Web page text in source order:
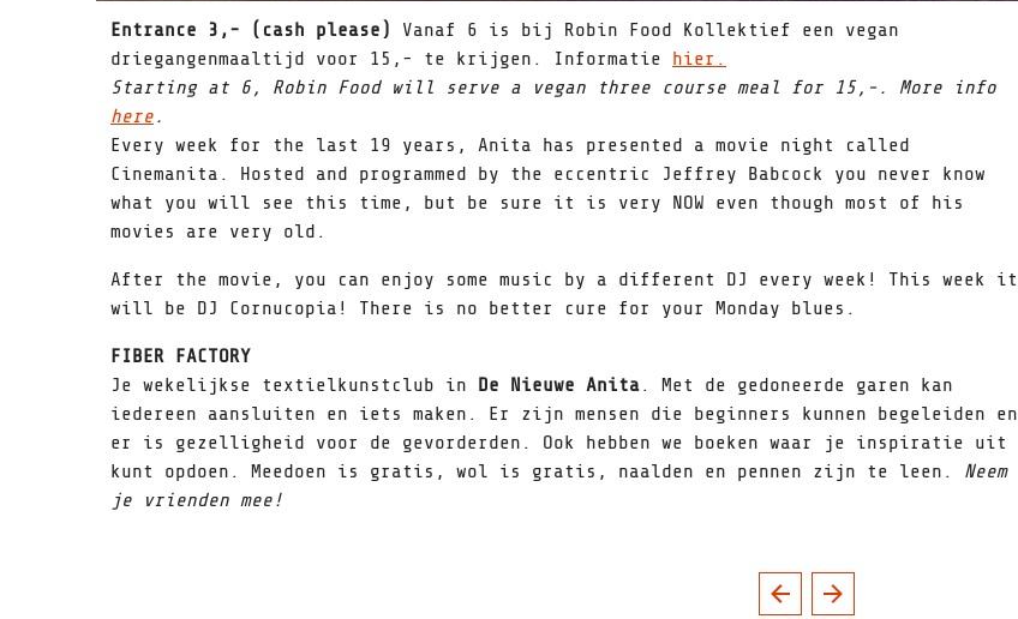
Entrance 3,- (cash please)
Vanaf 6 is bij Robin Food Kollektief een vegan
driegangenmaaltijd voor 15,- te krijgen. Informatie hier.
Starting at 6, Robin Food will serve a vegan three course meal for 15,-. More info
here .
Every week for the last 19 years, Anita has presented a movie night called
Cinemanita. Hosted and programmed by the eccentric Jeffrey Babcock you never know
what you will see this time, but be sure it is very NOW even though most of his
movies are very old.
After the movie, you can enjoy some music by a different DJ every week! This week it
will be DJ Cornucopia! There is no better cure for your Monday blues.
FIBER FACTORY
Je wekelijkse textielkunstclub in De Nieuwe Anita . Met de gedoneerde garen kan
iedereen aansluiten en iets maken. Er zijn mensen die beginners kunnen begeleiden en
er is gezelligheid voor de gevorderden. Ook hebben we boeken waar je inspiratie uit
kunt opdoen. Meedoen is gratis, wol is gratis, naalden en pennen zijn te leen. Neem
je vrienden mee!